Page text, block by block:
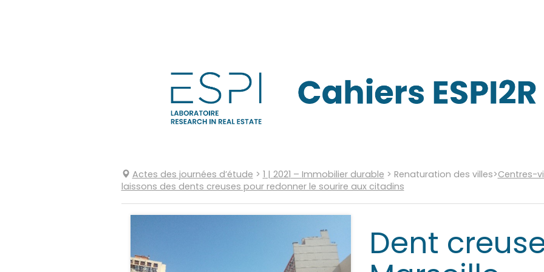
Actes des journées d’étude > 1 | 2021 – Immobilier durable > Renaturation des villes>Centres-
laissons des dents creuses pour redonner le sourire aux citadins
Dent